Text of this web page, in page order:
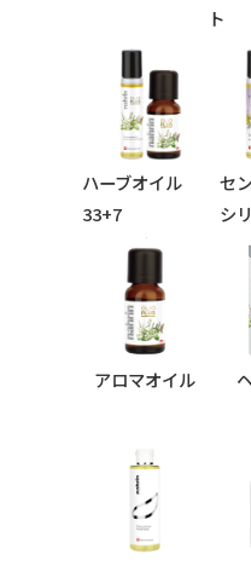
ト
ハーブオイル
33+7
シリーズ
セ
シ
アロマオイル